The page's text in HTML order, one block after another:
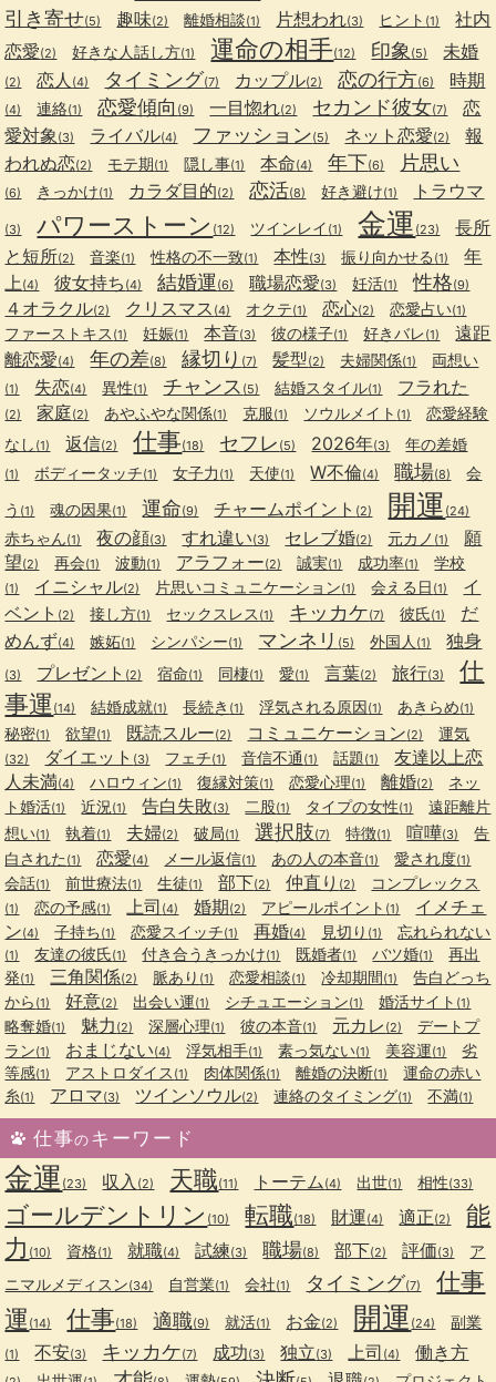
引き寄せ(5) 趣味(2) 離婚相談(1) 片想われ(3) ヒント (1)
社内
恋愛(2) 好きな人話し方(1) 運命の相手(12) 印象 (5) 未婚
(2) 恋人 (4) タイミング(7) カップル(2) 恋の行方(6) 時期
(4) 連絡(1) 恋愛傾向 (9) 一目惚れ(2) セカンド彼女(7)
恋
愛対象 (3) ライバル(4) ファッション(5) ネット恋愛(2)
報
われぬ恋(2) モテ期(1) 隠し事(1) 本命(4) 年下(6) 片思い
(6) きっかけ(1) カラダ目的(2) 恋活(8) 好き避け(1) トラウマ
(3) パワーストーン (12) ツインレイ (1) 金運 (23)
長所
と短所(2) 音楽(1) 性格の不一致(1) 本性(3) 振り向かせる (1)
年
上 (4) 彼女持ち (4) 結婚運(6) 職場恋愛(3) 妊活(1) 性格(9)
４オラクル(2) クリスマス (4) オクテ(1) 恋心(2) 恋愛占い(1)
ファーストキス (1) 妊娠(1) 本音(3) 彼の様子(1) 好きバレ(1)
遠距
離恋愛(4) 年の差(8) 縁切り (7) 髪型(2) 夫婦関係(1) 両想い
(1) 失恋(4) 異性(1) チャンス (5) 結婚スタイル(1) フラれた
(2) 家庭(2) あやふやな関係(1) 克服(1) ソウルメイト (1)
恋愛経験
なし (1) 返信(2) 仕事(18) セフレ (5) 2026年(3) 年の差婚
(1) ボディータッチ(1) 女子力 (1) 天使(1) W不倫(4) 職場(8)
会
う (1) 魂の因果(1) 運命(9) チャームポイント (2) 開運 (24)
赤ちゃん(1) 夜の顔(3) すれ違い(3) セレブ婚(2) 元カノ (1)
願
望(2) 再会(1) 波動(1) アラフォー(2) 誠実(1) 成功率(1) 学校
(1) イニシャル(2) 片思いコミュニケーション(1) 会える日 (1)
イ
ベント (2) 接し方(1) セックスレス (1) キッカケ(7) 彼氏(1)
だ
めんず(4) 嫉妬(1) シンパシー(1) マンネリ (5) 外国人 (1) 独身
(3) プレゼント (2) 宿命(1) 同棲(1) 愛(1) 言葉(2) 旅行(3)
仕
事運 (14) 結婚成就(1) 長続き (1) 浮気される原因(1) あきらめ(1)
秘密(1) 欲望(1) 既読スルー(2) コミュニケーション(2) 運気
(32) ダイエット (3) フェチ(1) 音信不通 (1) 話題(1)
友達以上恋
人未満(4) ハロウィン(1) 復縁対策(1) 恋愛心理(1) 離婚(2)
ネッ
ト婚活(1) 近況 (1) 告白失敗(3) 二股(1) タイプの女性(1)
遠距離片
想い(1) 執着(1) 夫婦(2) 破局(1) 選択肢(7) 特徴(1) 喧嘩(3)
告
白された (1) 恋愛(4) メール返信(1) あの人の本音(1) 愛され度(1)
会話(1) 前世療法(1) 生徒(1) 部下(2) 仲直り (2) コンプレックス
(1) 恋の予感(1) 上司 (4) 婚期(2) アピールポイント (1)
イメチェ
ン(4) 子持ち(1) 恋愛スイッチ(1) 再婚(4) 見切り (1) 忘れられない
(1) 友達の彼氏(1) 付き合うきっかけ(1) 既婚者(1) バツ婚(1)
再出
発(1) 三角関係(2) 脈あり (1) 恋愛相談(1) 冷却期間(1)
告白どっち
から (1) 好意(2) 出会い運(1) シチュエーション(1) 婚活サイト (1)
略奪婚(1) 魅力 (2) 深層心理(1) 彼の本音(1) 元カレ (2)
デートプ
ラン(1) おまじない(4) 浮気相手(1) 素っ気ない(1) 美容運(1)
劣
等感(1) アストロダイス (1) 肉体関係(1) 離婚の決断(1)
運命の赤い
糸(1) アロマ(3) ツインソウル(2) 連絡のタイミング(1) 不満(1)
仕事のキーワード
金運 (23) 収入 (2) 天職(11) トーテム (4) 出世(1) 相性(33)
ゴールデントリン (10) 転職(18) 財運(4) 適正(2)
能
力 (10) 資格(1) 就職(4) 試練(3) 職場(8) 部下(2) 評価(3)
ア
ニマルメディスン(34) 自営業(1) 会社(1) タイミング(7)
仕事
運 (14) 仕事(18) 適職(9) 就活(1) お金(2) 開運 (24) 副業
(1) 不安(3) キッカケ(7) 成功(3) 独立(3) 上司 (4) 働き方